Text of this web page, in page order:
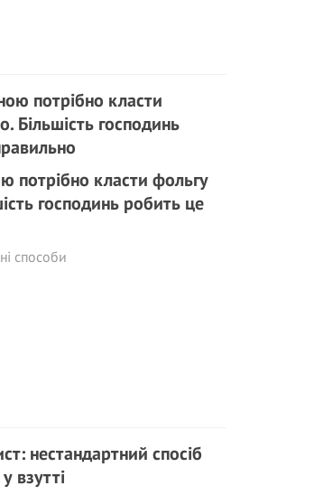
потрібно класти фольгу
господинь робить це
способи